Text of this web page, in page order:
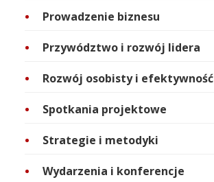
Prowadzenie biznesu
Przywództwo i rozwój lidera
Rozwój osobisty i efektywność
Spotkania projektowe
Strategie i metodyki
Wydarzenia i konferencje